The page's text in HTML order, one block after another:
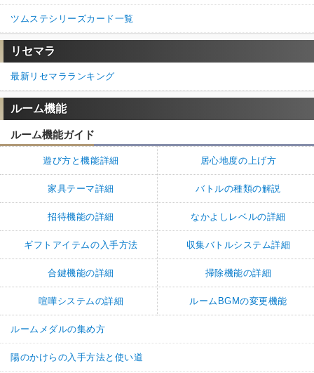
マドルの上限はどれくらいなんだろう
1000万マドル超えるのかな
返信 (0)
14. 名無しさん
300万近くあります
カードレベルはひたすら授業であげて、マブダチ称号の為に回し
まくってます
魔法レベルで使うくらいで、全く無くならない…
8 1
続きを読む（13件）
ツムステシリーズカード一覧
リセマラ
最新リセマラランキング
ルーム機能
ルーム機能ガイド
遊び方と機能詳細 居心地度の上げ方
家具テーマ詳細 バトルの種類の解説
招待機能の詳細 なかよしレベルの詳細
ギフトアイテムの入手方法 収集バトルシステム詳細
合鍵機能の詳細 掃除機能の詳細
喧嘩システムの詳細 ルームBGMの変更機能
ルームメダルの集め方
陽のかけらの入手方法と使い道